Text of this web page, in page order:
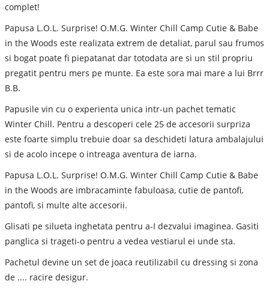
complet!
Papusa L.O.L. Surprise! O.M.G. Winter Chill Camp Cutie & Babe
in the Woods este realizata extrem de detaliat, parul sau frumos
si bogat poate fi piepatanat dar totodata are si un stil propriu
pregatit pentru mers pe munte. Ea este sora mai mare a lui Brrr
B.B.
Papusile vin cu o experienta unica intr-un pachet tematic
Winter Chill. Pentru a descoperi cele 25 de accesorii surpriza
este foarte simplu trebuie doar sa deschideti latura ambalajului
si de acolo incepe o intreaga aventura de iarna.
Papusa L.O.L. Surprise! O.M.G. Winter Chill Camp Cutie & Babe
in the Woods are imbracaminte fabuloasa, cutie de pantofi,
pantofi, si multe alte accesorii.
Glisati pe silueta inghetata pentru a-I dezvalui imaginea. Gasiti
panglica si trageti-o pentru a vedea vestiarul ei unde sta.
Pachetul devine un set de joaca reutilizabil cu dressing si zona
de .... racire desigur.